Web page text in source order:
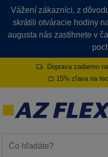
Vážení zákazníci, z
skrátili otváracie hodiny
augusta nás zastihnete v
Doprava zadarmo
15% zľava na